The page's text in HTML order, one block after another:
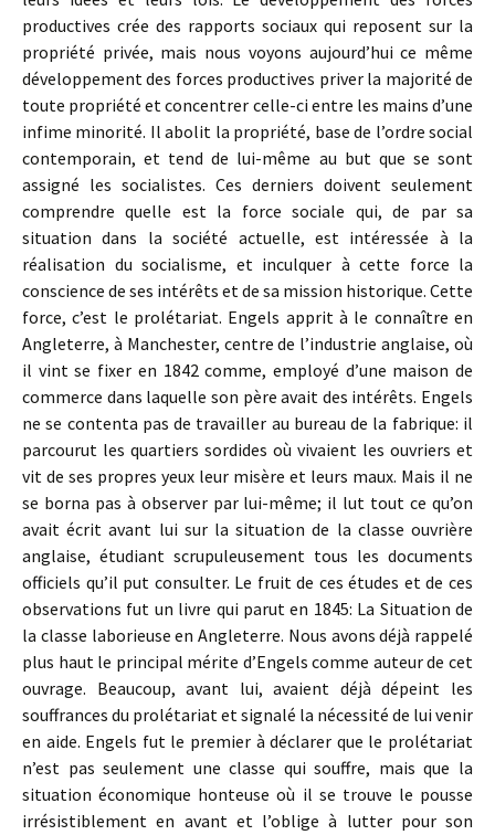
productives crée des rapports sociaux qui reposent sur la
propriété privée, mais nous voyons aujourd’hui ce même
développement des forces productives priver la majorité de
toute propriété et concentrer celle-ci entre les mains d’une
infime minorité. Il abolit la propriété, base de l’ordre social
contemporain, et tend de lui-même au but que se sont
assigné les socialistes. Ces derniers doivent seulement
comprendre quelle est la force sociale qui, de par sa
situation dans la société actuelle, est intéressée à la
réalisation du socialisme, et inculquer à cette force la
conscience de ses intérêts et de sa mission historique. Cette
force, c’est le prolétariat. Engels apprit à le connaître en
Angleterre, à Manchester, centre de l’industrie anglaise, où
il vint se fixer en 1842 comme, employé d’une maison de
commerce dans laquelle son père avait des intérêts. Engels
ne se contenta pas de travailler au bureau de la fabrique: il
parcourut les quartiers sordides où vivaient les ouvriers et
vit de ses propres yeux leur misère et leurs maux. Mais il ne
se borna pas à observer par lui-même; il lut tout ce qu’on
avait écrit avant lui sur la situation de la classe ouvrière
anglaise, étudiant scrupuleusement tous les documents
officiels qu’il put consulter. Le fruit de ces études et de ces
observations fut un livre qui parut en 1845: La Situation de
la classe laborieuse en Angleterre. Nous avons déjà rappelé
plus haut le principal mérite d’Engels comme auteur de cet
ouvrage. Beaucoup, avant lui, avaient déjà dépeint les
souffrances du prolétariat et signalé la nécessité de lui venir
en aide. Engels fut le premier à déclarer que le prolétariat
n’est pas seulement une classe qui souffre, mais que la
situation économique honteuse où il se trouve le pousse
irrésistiblement en avant et l’oblige à lutter pour son